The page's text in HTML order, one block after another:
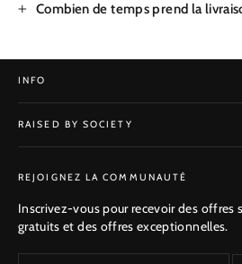
Combien de temps prend la
INFO
RAISED BY SOCIETY
S'INSCRIRE
REJOIGNEZ LA COMMUNAUTÉ
Inscrivez-vous pour recevoir des offres
gratuits et des offres exceptionnelles.